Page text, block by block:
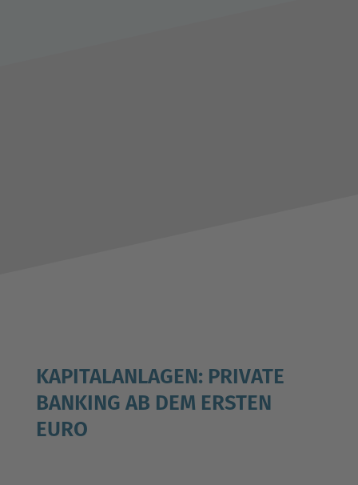
KAPITALANLAGEN: PRIVATE
BANKING AB DEM ERSTEN
EURO